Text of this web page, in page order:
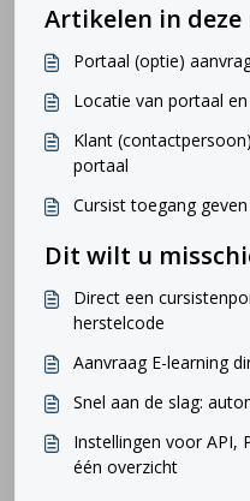
Artikelen in deze
Portaal (optie)
Locatie van portaal
Klant
portaal
Cursist toegang
Dit wilt u
Direct een
herstelcode
Aanvraag E-learning
Snel aan de slag:
Instellingen voor API,
één overzicht